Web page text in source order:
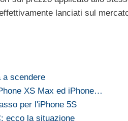
lanciati sul
a scendere
XS Max ed iPhone…
per l'iPhone 5S
ecco la situazione